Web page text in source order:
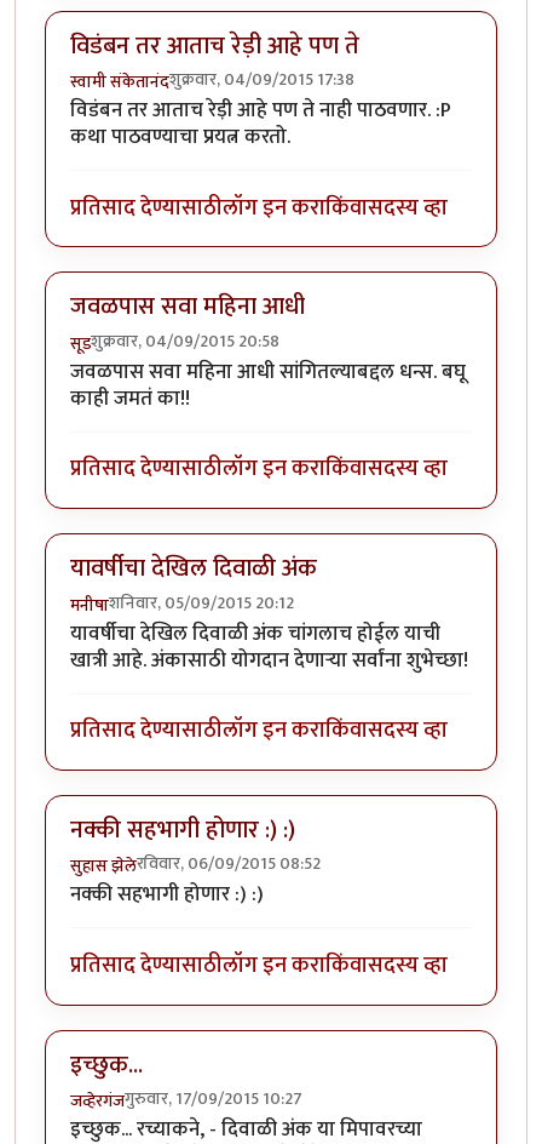
विडंबन तर आताच रेड़ी आहे पण ते
स्वामी संकेतानंदशुक्रवार, 04/09/2015 17:38
विडंबन तर आताच रेड़ी आहे पण ते नाही पाठवणार. :P
कथा पाठवण्याचा प्रयत्न करतो.
प्रतिसाद देण्यासाठीलॉग इन कराकिंवासदस्य व्हा
जवळपास सवा महिना आधी
सूडशुक्रवार, 04/09/2015 20:58
जवळपास सवा महिना आधी सांगितल्याबद्दल धन्स. बघू
काही जमतं का!!
प्रतिसाद देण्यासाठीलॉग इन कराकिंवासदस्य व्हा
यावर्षीचा देखिल दिवाळी अंक
मनीषाशनिवार, 05/09/2015 20:12
यावर्षीचा देखिल दिवाळी अंक चांगलाच होईल याची
खात्री आहे. अंकासाठी योगदान देणार्‍या सर्वांना शुभेच्छा!
प्रतिसाद देण्यासाठीलॉग इन कराकिंवासदस्य व्हा
नक्की सहभागी होणार :) :)
सुहास झेलेरविवार, 06/09/2015 08:52
नक्की सहभागी होणार :) :)
प्रतिसाद देण्यासाठीलॉग इन कराकिंवासदस्य व्हा
इच्छुक...
जव्हेरगंजगुरुवार, 17/09/2015 10:27
इच्छुक... रच्याकने, - दिवाळी अंक या मिपावरच्या